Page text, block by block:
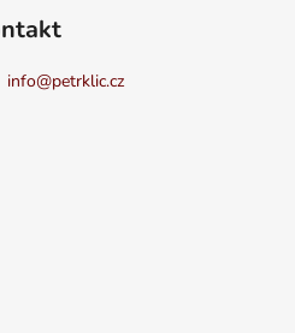
info@petrklic.cz